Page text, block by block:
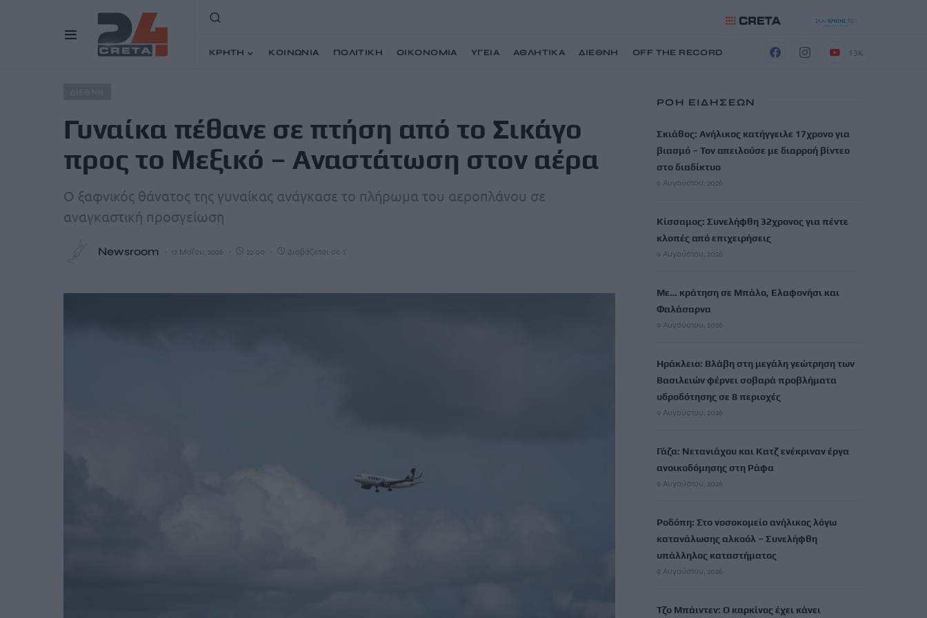
ΚΡΗΤΗ ΚΟΙΝΩΝΙΑ ΠΟΛΙΤΙΚΗ ΟΙΚΟΝΟΜΙΑ ΥΓΕΙΑ ΑΘΛΗΤΙΚΑ ΔΙΕΘΝΗ OFF THE RECORD 13K
Άρθρα Γυναίκα πέθανε σε πτήση από το Σικάγο προς το Μεξικό – Αναστάτωση στον αέρα
Γυναίκα πέθανε σε πτήση από το Σικάγο
προς το Μεξικό – Αναστάτωση στον αέρα
Ο ξαφνικός θάνατος της γυναίκας ανάγκασε το πλήρωμα του αεροπλάνου σε
αναγκαστική προσγείωση
Newsroom 12 Μαΐου, 2026 22:00 Διαβάζεται σε 1'
ΡΟΗ ΕΙΔΗΣΕΩΝ
Σκιάθος: Ανήλικος κατήγγειλε 17χρονο για
βιασμό – Τον απειλούσε με διαρροή βίντεο
στο διαδίκτυο
9 Αυγούστου, 2026
Κίσσαμος: Συνελήφθη 32χρονος για πέντε
κλοπές από επιχειρήσεις
9 Αυγούστου, 2026
Με… κράτηση σε Μπάλο, Ελαφονήσι και
Φαλάσαρνα
9 Αυγούστου, 2026
Ηράκλειο: Βλάβη στη μεγάλη γεώτρηση των
Βασιλειών φέρνει σοβαρά προβλήματα
υδροδότησης σε 8 περιοχές
9 Αυγούστου, 2026
Γάζα: Νετανιάχου και Κατζ ενέκριναν έργα
ανοικοδόμησης στη Ράφα
9 Αυγούστου, 2026
Ροδόπη: Στο νοσοκομείο ανήλικος λόγω
κατανάλωσης αλκοόλ – Συνελήφθη
υπάλληλος καταστήματος
9 Αυγούστου, 2026
Τζο Μπάιντεν: Ο καρκίνος έχει κάνει